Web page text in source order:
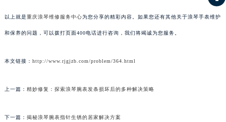
以上就是重庆浪琴维修服务中心为您分享的精彩内容。如果您还有其他关于浪琴手表维护
和保养的问题，可以拨打页面400电话进行咨询，我们将竭诚为您服务。
本文链接： http://www.rjgjzb.com/problem/364.html
上一篇： 精妙修复：探索浪琴腕表发条损坏后的多种解决策略
下一篇： 揭秘浪琴腕表指针生锈的居家解决方案